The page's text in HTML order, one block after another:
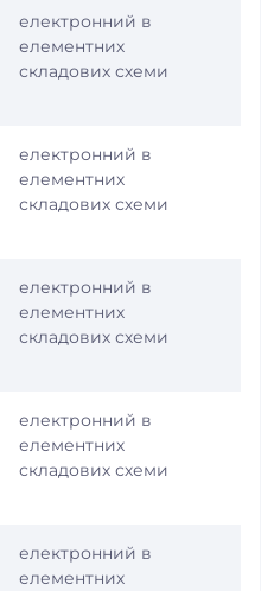
електронний в
елементних
складових схеми
електронний в
елементних
складових схеми
електронний в
елементних
складових схеми
електронний в
елементних
складових схеми
електронний в
елементних